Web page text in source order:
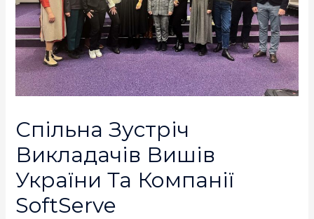
Спільна Зустріч
Викладачів Вишів
України Та Компанії
SoftServe